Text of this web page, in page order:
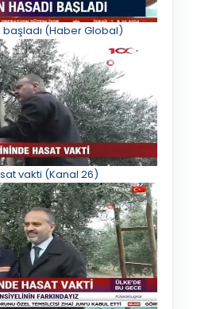
(Haber Global)
vakti (Kanal 26)